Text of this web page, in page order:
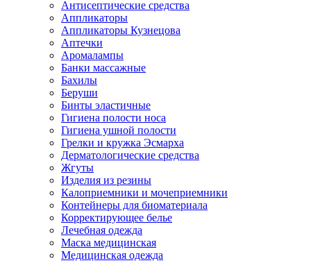
Антисептические средства
Аппликаторы
Аппликаторы Кузнецова
Аптечки
Аромалампы
Банки массажные
Бахилы
Беруши
Бинты эластичные
Гигиена полости носа
Гигиена ушной полости
Грелки и кружка Эсмарха
Дерматологические средства
Жгуты
Изделия из резины
Калоприемники и мочеприемники
Контейнеры для биоматериала
Корректирующее белье
Лечебная одежда
Маска медицинская
Медицинская одежда